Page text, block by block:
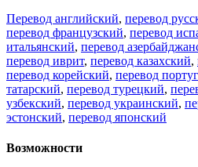
Перевод английский, перевод
перевод французский, перевод
итальянский, перевод
перевод иврит, перевод казахский,
перевод корейский, перевод
татарский, перевод турецкий,
узбекский, перевод украинский,
эстонский, перевод японский
Возможности